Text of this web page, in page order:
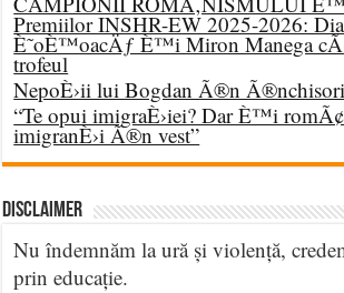
Premiilor INSHR-EW 2025-2026:
È˜oÈ™oacÄƒ È™i Miron Manega
trofeul
NepoÈ›ii lui Bogdan Ã®n
“Te opui imigraÈ›iei? Dar È™i
imigranÈ›i Ã®n vest”
DISCLAIMER
Nu îndemnăm la ură și violență,
prin educație.